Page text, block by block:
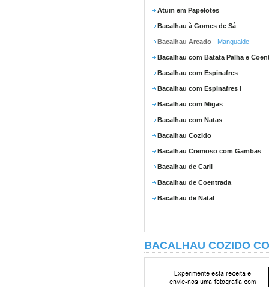
Atum em Papelotes
Bacalhau à Gomes de Sá
Bacalhau Areado - Mangualde
Bacalhau com Batata Palha e
Bacalhau com Espinafres
Bacalhau com Espinafres I
Bacalhau com Migas
Bacalhau com Natas
Bacalhau Cozido
Bacalhau Cremoso com Gambas
Bacalhau de Caril
Bacalhau de Coentrada
Bacalhau de Natal
BACALHAU COZIDO